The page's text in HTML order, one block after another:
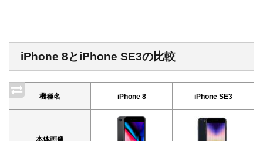
iPhone 8とiPhone SE3の比較
機種名 iPhone 8 iPhone SE3
本体画像